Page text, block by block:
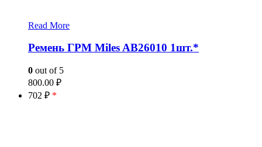
Read More
Ремень ГРМ Miles AB26010 1шт.*
0 out of 5
800.00 ₽
702 ₽ *